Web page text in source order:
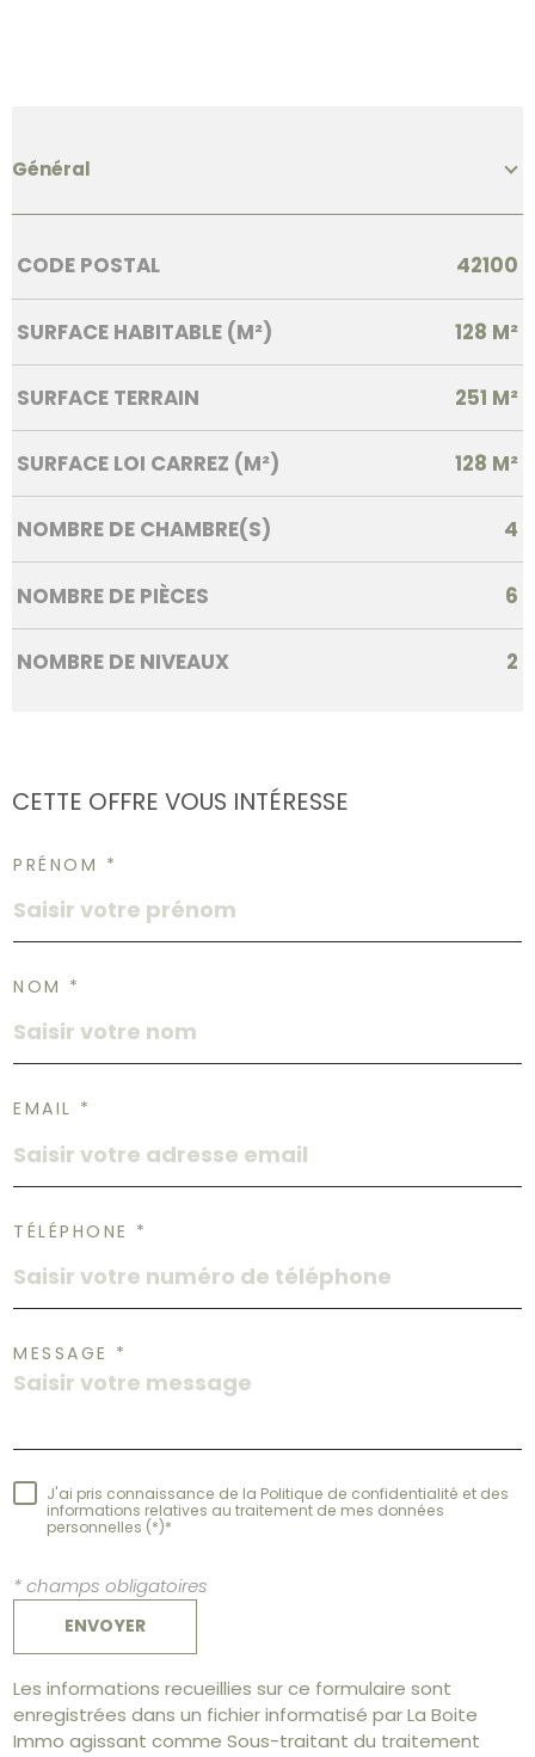
Général
Caractérisque Valeurs
CODE POSTAL 42100
SURFACE HABITABLE (M²) 128 M²
SURFACE TERRAIN 251 M²
SURFACE LOI CARREZ (M²) 128 M²
NOMBRE DE CHAMBRE(S) 4
NOMBRE DE PIÈCES 6
NOMBRE DE NIVEAUX 2
CETTE OFFRE VOUS INTÉRESSE
PRÉNOM *
NOM *
EMAIL *
TÉLÉPHONE *
MESSAGE *
J'ai pris connaissance de la Politique de confidentialité et des
informations relatives au traitement de mes données
personnelles (*)*
* champs obligatoires
ENVOYER
Les informations recueillies sur ce formulaire sont
enregistrées dans un fichier informatisé par La Boite
Immo agissant comme Sous-traitant du traitement